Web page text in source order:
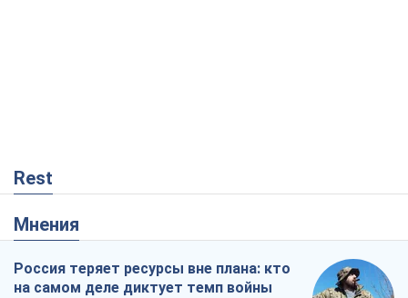
Rest
Мнения
Россия теряет ресурсы вне плана: кто
на самом деле диктует темп войны